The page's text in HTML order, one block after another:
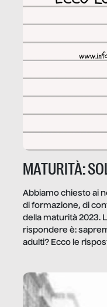
MATURITÀ:
Abbiamo chiesto ai
di formazione, di
della maturità 2023.
rispondere è:
adulti? Ecco le